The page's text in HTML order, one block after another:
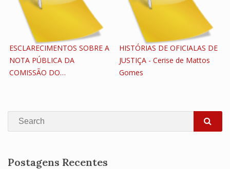
ESCLARECIMENTOS SOBRE A
NOTA PÚBLICA DA
COMISSÃO DO…
HISTÓRIAS DE OFICIALAS DE
JUSTIÇA - Cerise de Mattos
Gomes
Search
Postagens Recentes